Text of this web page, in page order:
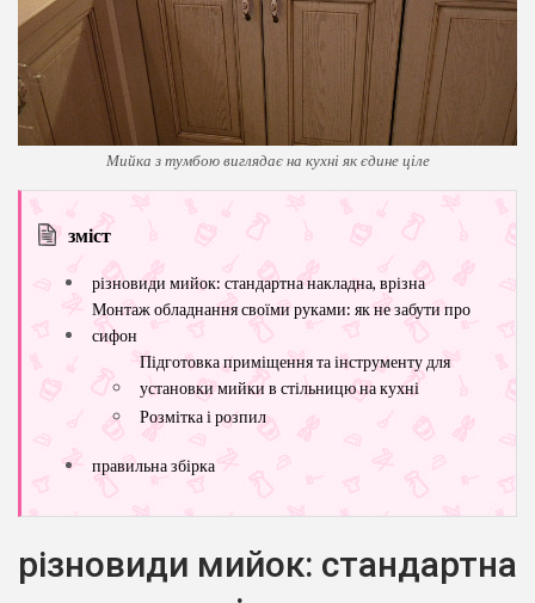
Мийка з тумбою виглядає на кухні як єдине ціле
зміст
різновиди мийок: стандартна накладна, врізна
Монтаж обладнання своїми руками: як не забути про
сифон
Підготовка приміщення та інструменту для
установки мийки в стільницю на кухні
Розмітка і розпил
правильна збірка
різновиди мийок: стандартна